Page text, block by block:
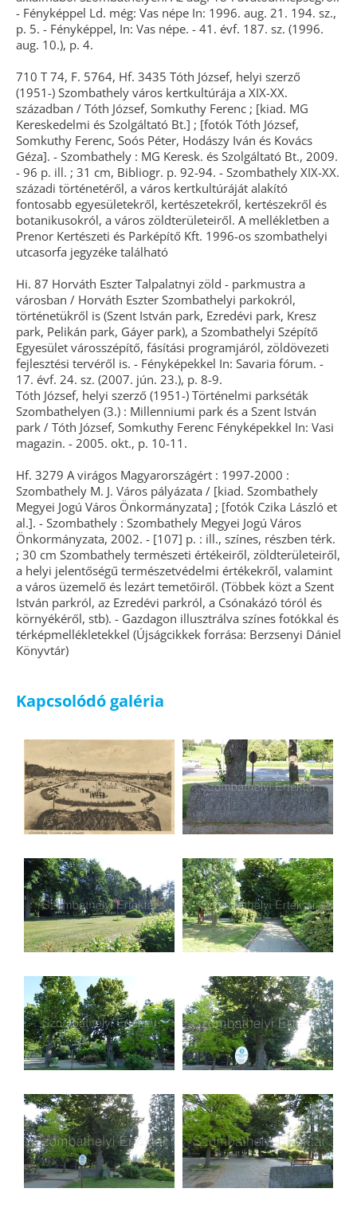
- Fényképpel Ld. még: Vas népe In: 1996. aug. 21. 194. sz.,
p. 5. - Fényképpel, In: Vas népe. - 41. évf. 187. sz. (1996.
aug. 10.), p. 4.
710 T 74, F. 5764, Hf. 3435 Tóth József, helyi szerző
(1951-) Szombathely város kertkultúrája a XIX-XX.
században / Tóth József, Somkuthy Ferenc ; [kiad. MG
Kereskedelmi és Szolgáltató Bt.] ; [fotók Tóth József,
Somkuthy Ferenc, Soós Péter, Hodászy Iván és Kovács
Géza]. - Szombathely : MG Keresk. és Szolgáltató Bt., 2009.
- 96 p. ill. ; 31 cm, Bibliogr. p. 92-94. - Szombathely XIX-XX.
századi történetéről, a város kertkultúráját alakító
fontosabb egyesületekről, kertészetekről, kertészekről és
botanikusokról, a város zöldterületeiről. A mellékletben a
Prenor Kertészeti és Parképítő Kft. 1996-os szombathelyi
utcasorfa jegyzéke található
Hi. 87 Horváth Eszter Talpalatnyi zöld - parkmustra a
városban / Horváth Eszter Szombathelyi parkokról,
történetükről is (Szent István park, Ezredévi park, Kresz
park, Pelikán park, Gáyer park), a Szombathelyi Szépítő
Egyesület városszépítő, fásítási programjáról, zöldövezeti
fejlesztési tervéről is. - Fényképekkel In: Savaria fórum. -
17. évf. 24. sz. (2007. jún. 23.), p. 8-9.
Tóth József, helyi szerző (1951-) Történelmi parkséták
Szombathelyen (3.) : Millenniumi park és a Szent István
park / Tóth József, Somkuthy Ferenc Fényképekkel In: Vasi
magazin. - 2005. okt., p. 10-11.
Hf. 3279 A virágos Magyarországért : 1997-2000 :
Szombathely M. J. Város pályázata / [kiad. Szombathely
Megyei Jogú Város Önkormányzata] ; [fotók Czika László et
al.]. - Szombathely : Szombathely Megyei Jogú Város
Önkormányzata, 2002. - [107] p. : ill., színes, részben térk.
; 30 cm Szombathely természeti értékeiről, zöldterületeiről,
a helyi jelentőségű természetvédelmi értékekről, valamint
a város üzemelő és lezárt temetőiről. (Többek közt a Szent
István parkról, az Ezredévi parkról, a Csónakázó tóról és
környékéről, stb). - Gazdagon illusztrálva színes fotókkal és
térképmellékletekkel (Újságcikkek forrása: Berzsenyi Dániel
Könyvtár)
Kapcsolódó galéria